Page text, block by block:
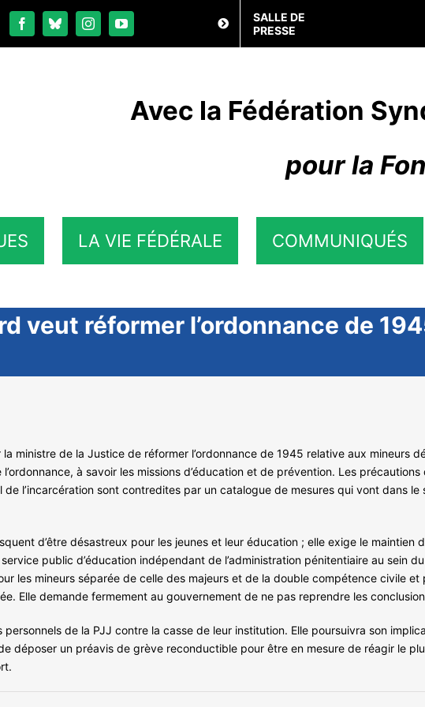
SALLE DE
PRESSE
Avec la Fédération
pour la
LA VIE FÉDÉRALE COMMUNIQUÉS
veut réformer l’ordonnance de
ministre de la Justice de réformer l’ordonnance de 1945 relative aux mineurs
à savoir les missions d’éducation et de prévention. Les
l’incarcération sont contredites par un catalogue de mesures qui vont dans le
d’être désastreux pour les jeunes et leur éducation ; elle exige le maintien
public d’éducation indépendant de l’administration pénitentiaire au sein
les mineurs séparée de celle des majeurs et de la double compétence civile
Elle demande fermement au gouvernement de ne pas reprendre les
de la PJJ contre la casse de leur institution. Elle poursuivra son
déposer un préavis de grève reconductible pour être en mesure de réagir le